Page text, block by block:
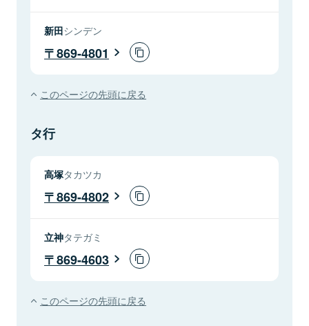
新田シンデン
869-4801
このページの先頭に戻る
タ行
高塚タカツカ
869-4802
立神タテガミ
869-4603
このページの先頭に戻る